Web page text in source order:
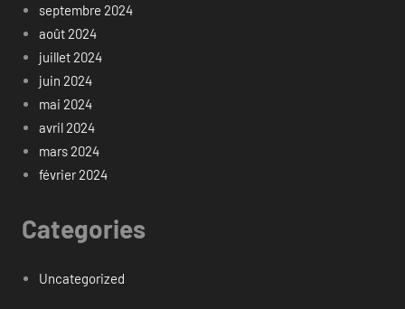
septembre 2024
août 2024
juillet 2024
juin 2024
mai 2024
avril 2024
mars 2024
février 2024
Categories
Uncategorized